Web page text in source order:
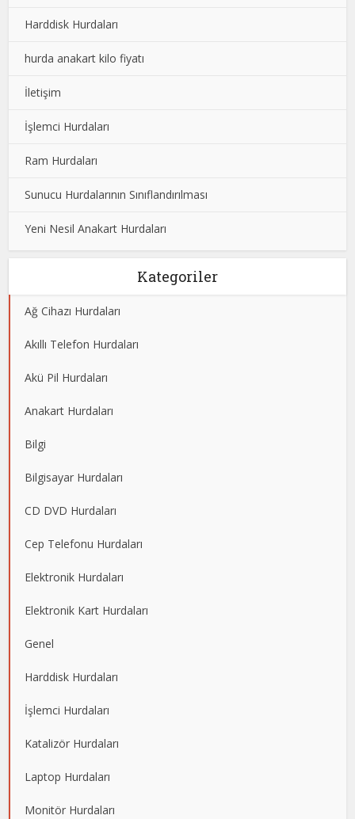
Harddisk Hurdaları
hurda anakart kilo fiyatı
İletişim
İşlemci Hurdaları
Ram Hurdaları
Sunucu Hurdalarının Sınıflandırılması
Yeni Nesil Anakart Hurdaları
Kategoriler
Ağ Cihazı Hurdaları
Akıllı Telefon Hurdaları
Akü Pil Hurdaları
Anakart Hurdaları
Bilgi
Bilgisayar Hurdaları
CD DVD Hurdaları
Cep Telefonu Hurdaları
Elektronik Hurdaları
Elektronik Kart Hurdaları
Genel
Harddisk Hurdaları
İşlemci Hurdaları
Katalizör Hurdaları
Laptop Hurdaları
Monitör Hurdaları